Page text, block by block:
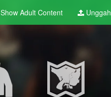
Show Adult Content Unggah